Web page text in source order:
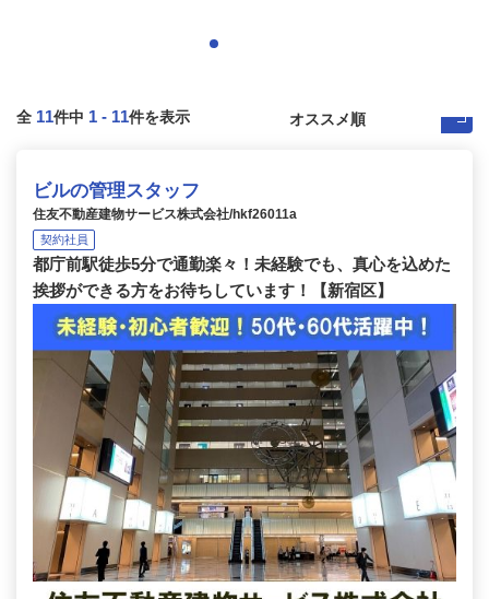
全 11件中 1 - 11件を表示
ビルの管理スタッフ
住友不動産建物サービス株式会社/hkf26011a
契約社員
都庁前駅徒歩5分で通勤楽々！未経験でも、真心を込めた
挨拶ができる方をお待ちしています！【新宿区】